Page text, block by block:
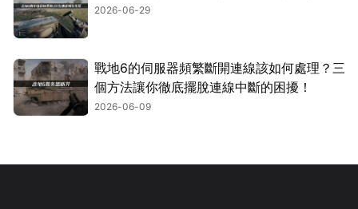
2026-06-29
戰地6的伺服器頻繁斷開連線該如何處理？三
個方法讓你徹底擺脫連線中斷的困擾！
2026-06-09